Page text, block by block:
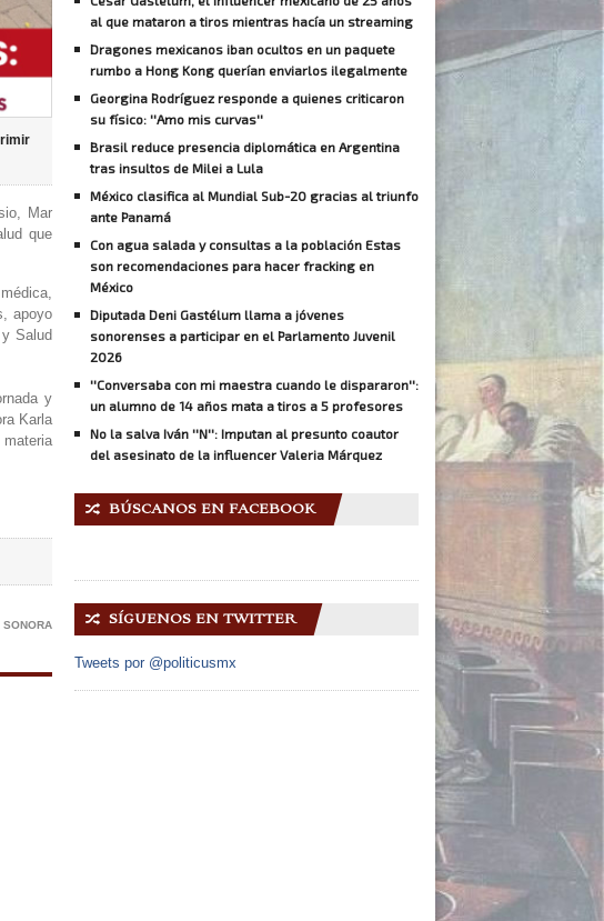
Mar
que
apoyo
Salud
y
Karla
SONORA
al que mataron a tiros mientras hacía un streaming
Dragones mexicanos iban ocultos en un paquete
rumbo a Hong Kong querían enviarlos ilegalmente
Georgina Rodríguez responde a quienes criticaron
su físico: ''Amo mis curvas''
Brasil reduce presencia diplomática en Argentina
tras insultos de Milei a Lula
México clasifica al Mundial Sub-20 gracias al triunfo
ante Panamá
Con agua salada y consultas a la población Estas
son recomendaciones para hacer fracking en
México
Diputada Deni Gastélum llama a jóvenes
sonorenses a participar en el Parlamento Juvenil
2026
''Conversaba con mi maestra cuando le dispararon'':
un alumno de 14 años mata a tiros a 5 profesores
No la salva Iván ''N'': Imputan al presunto coautor
del asesinato de la influencer Valeria Márquez
🔀 BÚSCANOS EN FACEBOOK
🔀 SÍGUENOS EN TWITTER
Tweets por @politicusmx